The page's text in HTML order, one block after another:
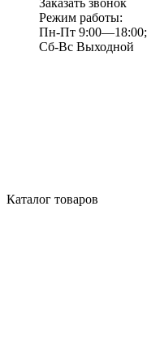
Заказать звонок
Режим работы:
Пн-Пт 9:00—18:00;
Сб-Вс Выходной
Каталог товаров